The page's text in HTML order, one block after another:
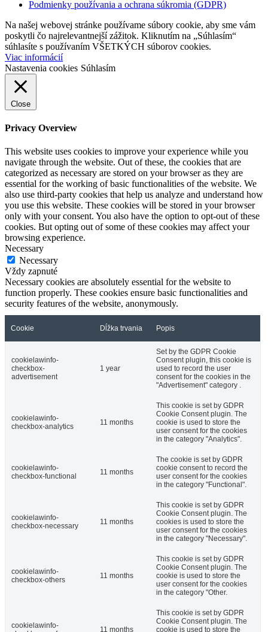
Podmienky používania a ochrana súkromia (GDPR)
Na našej webovej stránke používame súbory cookie, aby sme vám
poskytli čo najrelevantnejší zážitok. Kliknutím na „Súhlasím“
súhlasíte s používaním VŠETKÝCH súborov cookies.
Viac informácií
Nastavenia cookies Súhlasím
Close
Privacy Overview
This website uses cookies to improve your experience while you
navigate through the website. Out of these, the cookies that are
categorized as necessary are stored on your browser as they are
essential for the working of basic functionalities of the website. We
also use third-party cookies that help us analyze and understand how
you use this website. These cookies will be stored in your browser
only with your consent. You also have the option to opt-out of these
cookies. But opting out of some of these cookies may affect your
browsing experience.
Necessary
Necessary
Vždy zapnuté
Necessary cookies are absolutely essential for the website to
function properly. These cookies ensure basic functionalities and
security features of the website, anonymously.
Cookie Dĺžka trvania Popis
cookielawinfo-
checkbox-
advertisement
1 year
Set by the GDPR Cookie
Consent plugin, this cookie is
used to record the user
consent for the cookies in the
"Advertisement" category .
cookielawinfo-
checkbox-analytics
11 months
This cookie is set by GDPR
Cookie Consent plugin. The
cookie is used to store the
user consent for the cookies
in the category "Analytics".
cookielawinfo-
checkbox-functional
11 months
The cookie is set by GDPR
cookie consent to record the
user consent for the cookies
in the category "Functional".
cookielawinfo-
checkbox-necessary
11 months
This cookie is set by GDPR
Cookie Consent plugin. The
cookies is used to store the
user consent for the cookies
in the category "Necessary".
cookielawinfo-
checkbox-others
11 months
This cookie is set by GDPR
Cookie Consent plugin. The
cookie is used to store the
user consent for the cookies
in the category "Other.
cookielawinfo-
11 months
This cookie is set by GDPR
Cookie Consent plugin. The
cookie is used to store the